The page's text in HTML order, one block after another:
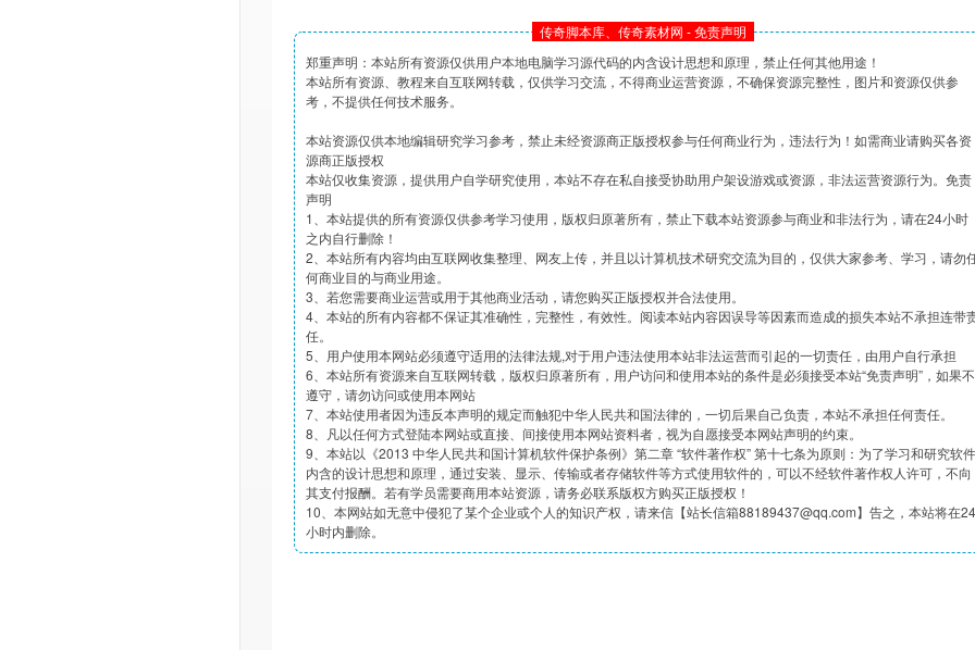
传奇脚本库、传奇素材网 - 免责声明
郑重声明：本站所有资源仅供用户本地电脑学习源代码的内含设计思想和原理，禁止任何其他用途！
本站所有资源、教程来自互联网转载，仅供学习交流，不得商业运营资源，不确保资源完整性，图片和资源仅供参
考，不提供任何技术服务。
本站资源仅供本地编辑研究学习参考，禁止未经资源商正版授权参与任何商业行为，违法行为！如需商业请购买各资
源商正版授权
本站仅收集资源，提供用户自学研究使用，本站不存在私自接受协助用户架设游戏或资源，非法运营资源行为。免责
声明
1、本站提供的所有资源仅供参考学习使用，版权归原著所有，禁止下载本站资源参与商业和非法行为，请在24小时
之内自行删除！
2、本站所有内容均由互联网收集整理、网友上传，并且以计算机技术研究交流为目的，仅供大家参考、学习，请勿
何商业目的与商业用途。
3、若您需要商业运营或用于其他商业活动，请您购买正版授权并合法使用。
4、本站的所有内容都不保证其准确性，完整性，有效性。阅读本站内容因误导等因素而造成的损失本站不承担连带
任。
5、用户使用本网站必须遵守适用的法律法规,对于用户违法使用本站非法运营而引起的一切责任，由用户自行承担
6、本站所有资源来自互联网转载，版权归原著所有，用户访问和使用本站的条件是必须接受本站“免责声明”，如果不
遵守，请勿访问或使用本网站
7、本站使用者因为违反本声明的规定而触犯中华人民共和国法律的，一切后果自己负责，本站不承担任何责任。
8、凡以任何方式登陆本网站或直接、间接使用本网站资料者，视为自愿接受本网站声明的约束。
9、本站以《2013 中华人民共和国计算机软件保护条例》第二章 “软件著作权” 第十七条为原则：为了学习和研究软件
内含的设计思想和原理，通过安装、显示、传输或者存储软件等方式使用软件的，可以不经软件著作权人许可，不向
其支付报酬。若有学员需要商用本站资源，请务必联系版权方购买正版授权！
10、本网站如无意中侵犯了某个企业或个人的知识产权，请来信【站长信箱88189437@qq.com】告之，本站将在24
小时内删除。